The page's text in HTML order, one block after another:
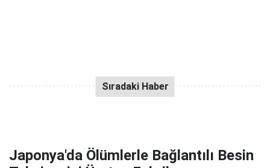
Japonya'da Ölümlerle Bağlantılı Besin